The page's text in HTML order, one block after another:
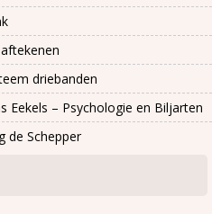
driebanden
Eekels – Psychologie en Biljarten
de Schepper